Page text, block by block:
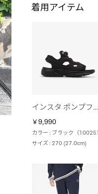
着用アイテム
インスタ ポンプフューリー サンダル / INSTAPUMP FURY SANDAL （ブラック）
￥9,990
サイズ : 270 (27.0cm)